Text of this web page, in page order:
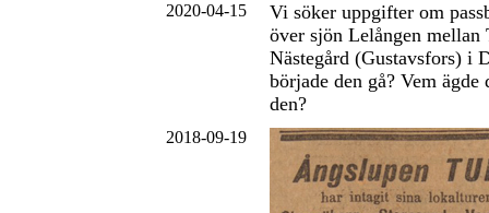
2020-04-15
Vi söker uppgifter om
över sjön Lelången mellan
Nästegård (Gustavsfors) i
började den gå? Vem ägde
den?
2018-09-19